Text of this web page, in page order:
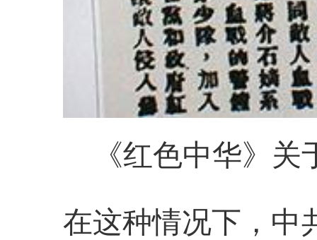
《红色中华》
在这种情况下，中